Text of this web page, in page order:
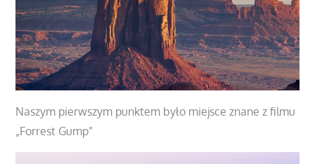
Naszym pierwszym punktem było miejsce znane z filmu
„Forrest Gump”